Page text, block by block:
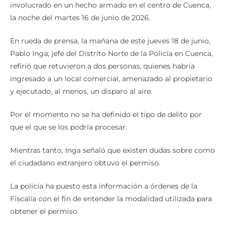
involucrado en un hecho armado en el centro de Cuenca,
la noche del martes 16 de junio de 2026.
En rueda de prensa, la mañana de este jueves 18 de junio,
Pablo Inga, jefe del Distrito Norte de la Policía en Cuenca,
refirió que retuvieron a dos personas, quienes habría
ingresado a un local comercial, amenazado al propietario
y ejecutado, al menos, un disparo al aire.
Por el momento no se ha definido el tipo de delito por
que el que se los podría procesar.
Mientras tanto, Inga señaló que existen dudas sobre como
el ciudadano extranjero obtuvo el permiso.
La policía ha puesto esta información a órdenes de la
Fiscalía con el fin de entender la modalidad utilizada para
obtener el permiso.